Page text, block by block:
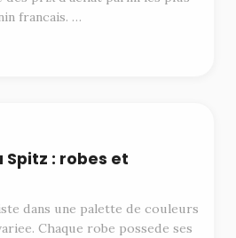
francais. …
Spitz : robes et
dans une palette de couleurs
Chaque robe possede ses